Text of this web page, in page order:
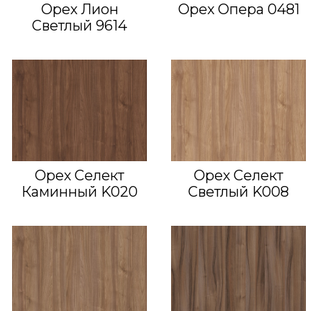
Орех Лион
Светлый 9614
Орех Опера 0481
Орех Селект
Каминный K020
Орех Селект
Светлый K008